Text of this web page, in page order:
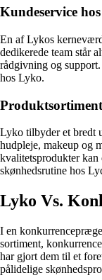
Kundeservice
En af Lykos
dedikerede team står
rådgivning og
hos Lyko.
Produktsortiment
Lyko tilbyder et bredt
hudpleje, makeup og
kvalitetsprodukter
skønhedsrutine hos
Lyko Vs.
I en
sortiment,
har gjort dem til et
pålidelige